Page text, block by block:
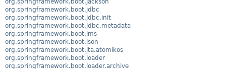
org.springframework.boot.jdbc
org.springframework.boot.jdbc.init
org.springframework.boot.jdbc.metadata
org.springframework.boot.jms
org.springframework.boot.json
org.springframework.boot.jta.atomikos
org.springframework.boot.loader
org.springframework.boot.loader.archive